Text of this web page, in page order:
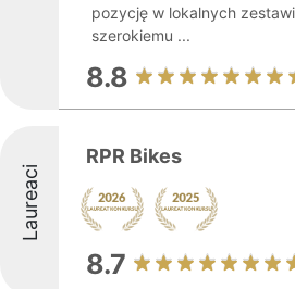
pozycję w lokalnych
szerokiemu ...
8.8
Laureaci
RPR Bikes
8.7